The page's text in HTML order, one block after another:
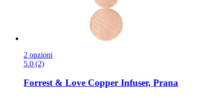
2 opzioni
5.0 (2)
Forrest & Love Copper Infuser, Prana